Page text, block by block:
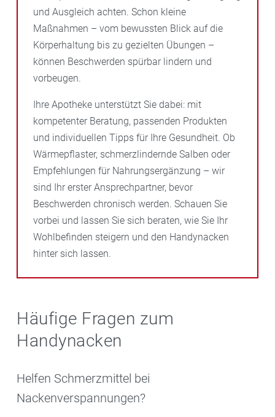
und Ausgleich achten. Schon kleine
Maßnahmen – vom bewussten Blick auf die
Körperhaltung bis zu gezielten Übungen –
können Beschwerden spürbar lindern und
vorbeugen.
Ihre Apotheke unterstützt Sie dabei: mit
kompetenter Beratung, passenden Produkten
und individuellen Tipps für Ihre Gesundheit. Ob
Wärmepflaster, schmerzlindernde Salben oder
Empfehlungen für Nahrungsergänzung – wir
sind Ihr erster Ansprechpartner, bevor
Beschwerden chronisch werden. Schauen Sie
vorbei und lassen Sie sich beraten, wie Sie Ihr
Wohlbefinden steigern und den Handynacken
hinter sich lassen.
Häufige Fragen zum
Handynacken
Helfen Schmerzmittel bei
Nackenverspannungen?